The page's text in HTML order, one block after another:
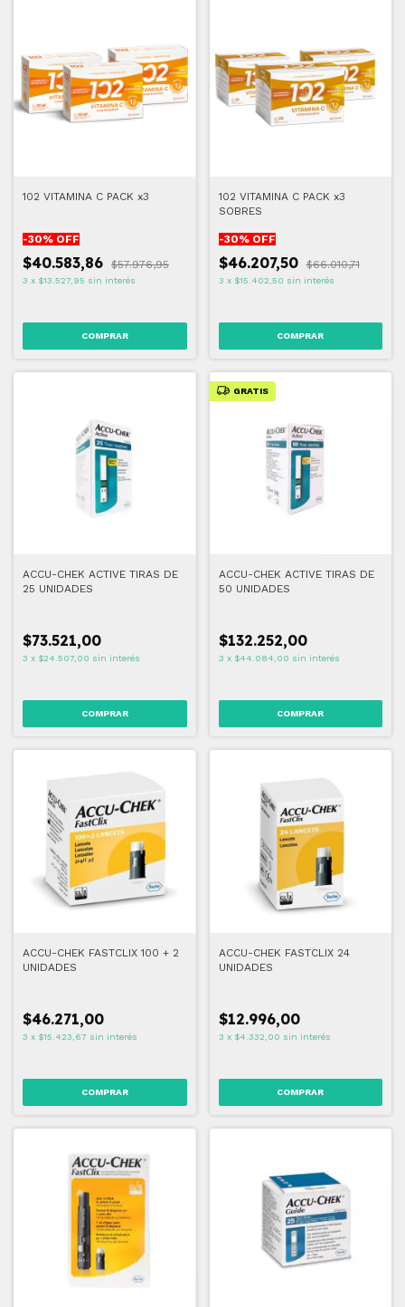
102 VITAMINA C PACK x3
-30% OFF
$40.583,86 $57.976,95
3 x $13.527,95 sin interés
102 VITAMINA C PACK x3
SOBRES
-30% OFF
$46.207,50 $66.010,71
3 x $15.402,50 sin interés
ACCU-CHEK ACTIVE TIRAS DE
25 UNIDADES
$73.521,00
3 x $24.507,00 sin interés
GRATIS
ACCU-CHEK ACTIVE TIRAS DE
50 UNIDADES
$132.252,00
3 x $44.084,00 sin interés
ACCU-CHEK FASTCLIX 100 + 2
UNIDADES
$46.271,00
3 x $15.423,67 sin interés
ACCU-CHEK FASTCLIX 24
UNIDADES
$12.996,00
3 x $4.332,00 sin interés